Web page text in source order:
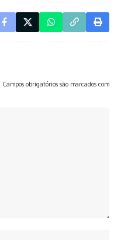
Campos obrigatórios são marcados com